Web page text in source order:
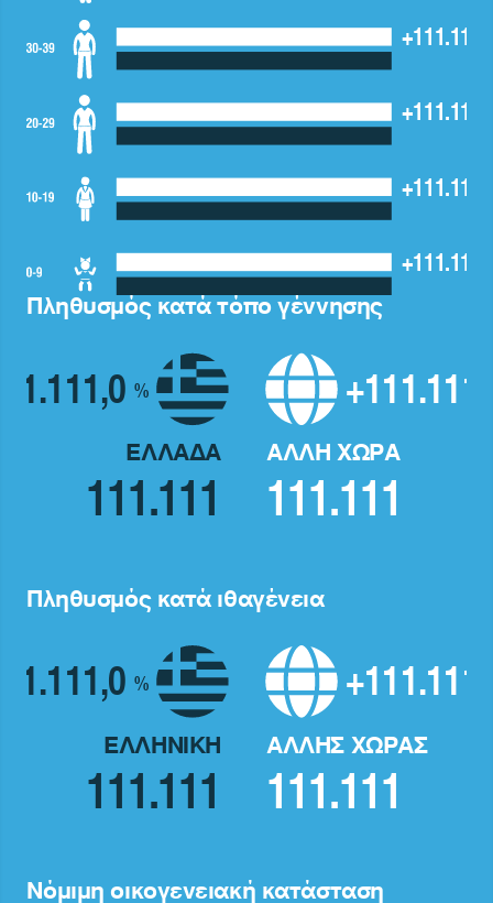
ΕΛΛΑΔΑ ΑΛΛΗ ΧΩΡΑ
111.111 111.111
%
Πληθυσμός κατά τόπο γέννησης
ΕΛΛΗΝΙΚΗ ΑΛΛΗΣ ΧΩΡΑΣ
111.111 111.111
%
Πληθυσμός κατά ιθαγένεια
Nόμιμη οικογενειακή κατάσταση